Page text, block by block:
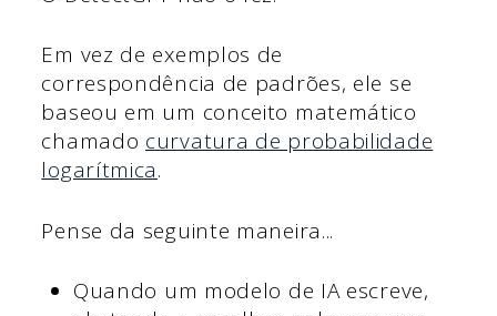
Em vez de exemplos de
correspondência de padrões, ele se
baseou em um conceito matemático
chamado curvatura de probabilidade
logarítmica.
Pense da seguinte maneira...
Quando um modelo de IA escreve,